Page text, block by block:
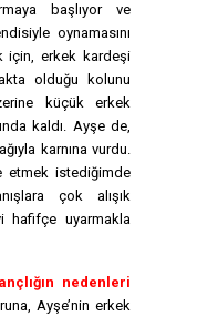
başlıyor ve
oynamasını
için, erkek kardeşi
olduğu kolunu
küçük erkek
kaldı. Ayşe de,
karnına vurdu.
etmek istediğimde
çok alışık
hafifçe uyarmakla
nedenleri
Ayşe’nin erkek